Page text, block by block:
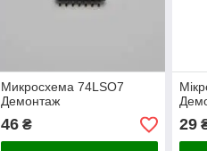
Микросхема 74LSO7
Демонтаж
46₴ 29